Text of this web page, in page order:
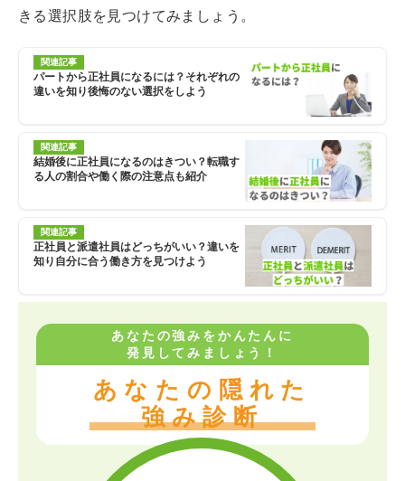
きる選択肢を見つけてみましょう。
関連記事
パートから正社員になるには？それぞれの
違いを知り後悔のない選択をしよう
関連記事
結婚後に正社員になるのはきつい？転職す
る人の割合や働く際の注意点も紹介
関連記事
正社員と派遣社員はどっちがいい？違いを
知り自分に合う働き方を見つけよう
あなたの強みをかんたんに
発見してみましょう！
あなたの隠れた
強み診断